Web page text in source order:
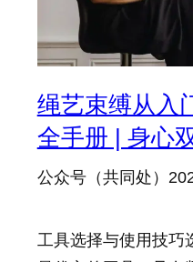
绳艺束缚从入
全手册 | 身心
公众号（共同处）
工具选择与使用技巧